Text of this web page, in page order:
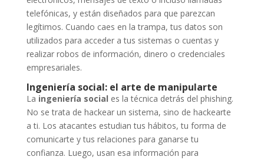
telefónicas, y están diseñados para que parezcan
legítimos. Cuando caes en la trampa, tus datos son
utilizados para acceder a tus sistemas o cuentas y
realizar robos de información, dinero o credenciales
empresariales.
Ingeniería social: el arte de manipularte
La ingeniería social es la técnica detrás del phishing.
No se trata de hackear un sistema, sino de hackearte
a ti. Los atacantes estudian tus hábitos, tu forma de
comunicarte y tus relaciones para ganarse tu
confianza. Luego, usan esa información para